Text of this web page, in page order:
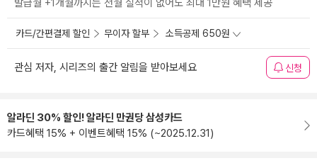
발급월 +1개월까지는 전월 실적이 없어도 최대 1만원 혜택 제공
카드/간편결제 할인 무이자 할부 소득공제 650원
관심 저자, 시리즈의 출간 알림을 받아보세요 신청
알라딘 30% 할인! 알라딘 만권당 삼성카드
카드혜택 15% + 이벤트혜택 15% (~2025.12.31)